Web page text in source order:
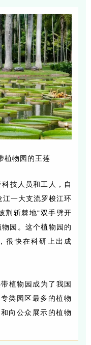
植物园的王莲
技人员和工人，自
江一大支流罗梭江环
荆斩棘地“双手劈开
园。这个植物园的
很快在科研上出成
植物园成为了我国
类园区最多的植物
向公众展示的植物